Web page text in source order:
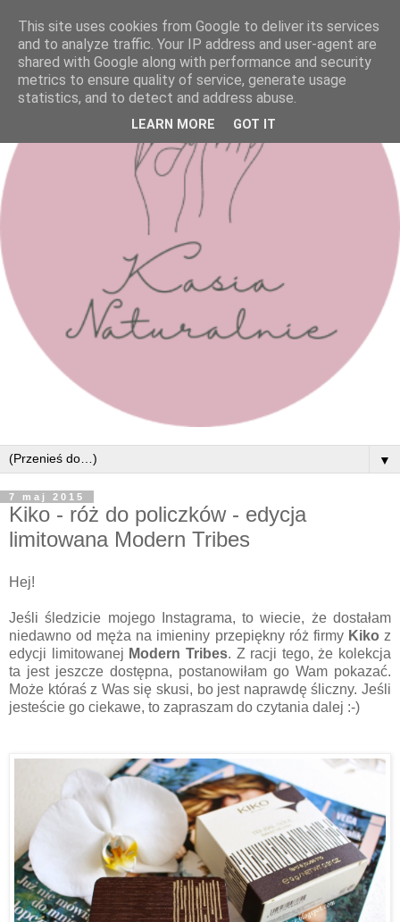
▼
7 maj 2015
Kiko - róż do policzków - edycja
limitowana Modern Tribes
Hej!
Jeśli śledzicie mojego Instagrama, to wiecie, że dostałam
niedawno od męża na imieniny przepiękny róż firmy Kiko z
edycji limitowanej Modern Tribes. Z racji tego, że kolekcja
ta jest jeszcze dostępna, postanowiłam go Wam pokazać.
Może któraś z Was się skusi, bo jest naprawdę śliczny. Jeśli
jesteście go ciekawe, to zapraszam do czytania dalej :-)
This site uses cookies from Google to deliver its services
and to analyze traffic. Your IP address and user-agent are
shared with Google along with performance and security
metrics to ensure quality of service, generate usage
statistics, and to detect and address abuse.
LEARN MORE GOT IT